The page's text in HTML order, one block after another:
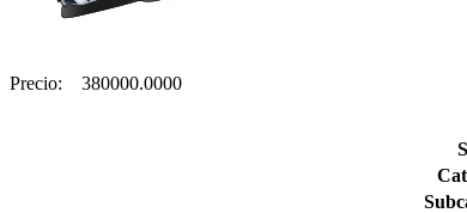
Precio: 380000.0000